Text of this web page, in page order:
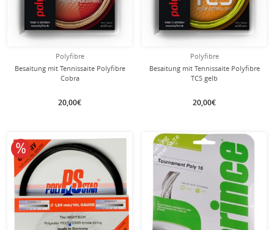
Polyfibre
Besaitung mit Tennissaite Polyfibre
Cobra
20,00€
Polyfibre
Besaitung mit Tennissaite Polyfibre
TCS gelb
20,00€
10% reduziert Besaitung
mit dieser Saite